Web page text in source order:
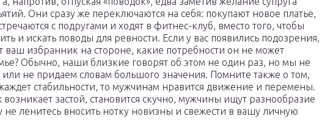
Они сразу же переключаются на себя: покупают новое платье,
с подругами и ходят в фитнес-клуб, вместо того, чтобы
и искать поводы для ревности. Если у вас появились подозрения,
ваш избранник на стороне, какие потребности он не может
Обычно, наши близкие говорят об этом не один раз, но мы не
не придаем словам большого значения. Помните также о том,
стабильности, то мужчинам нравится движение и перемены.
застой, становится скучно, мужчины ищут разнообразие
не ленитесь вносить нотку новизны и свежести в вашу личную